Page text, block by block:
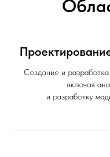
Создание и
включая
и разработку